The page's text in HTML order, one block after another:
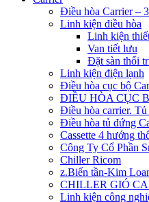
Điều hòa Carrier –
Linh kiện điều hòa
Linh kiện
Van tiết lưu
Đặt sàn thổi
Linh kiện điện lạnh
Điều hòa cục bộ
ĐIỀU HÒA CỤC
Điều hòa carrier.
Điều hòa tủ đứng
Cassette 4 hướng
Công Ty Cổ Phần
Chiller Ricom
z.Biến tần-Kim
CHILLER GIÓ
Linh kiện công